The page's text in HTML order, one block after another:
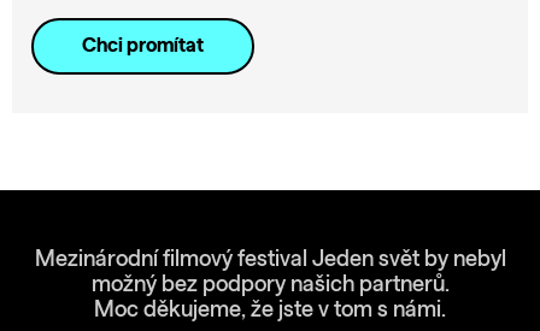
Chci promítat
Mezinárodní filmový festival Jeden svět by nebyl
možný bez podpory našich partnerů.
Moc děkujeme, že jste v tom s námi.